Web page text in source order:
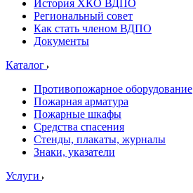
История ХКО ВДПО
Региональный совет
Как стать членом ВДПО
Документы
Каталог
Противопожарное оборудование
Пожарная арматура
Пожарные шкафы
Средства спасения
Стенды, плакаты, журналы
Знаки, указатели
Услуги